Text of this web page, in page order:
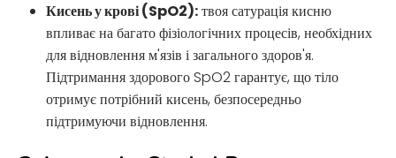
Кисень у крові (SpO2):твоя сатурація кисню
впливає на багато фізіологічних процесів, необхідних
для відновлення м'язів і загального здоров'я.
Підтримання здорового SpO2 гарантує, що тіло
отримує потрібний кисень, безпосередньо
підтримуючи відновлення.